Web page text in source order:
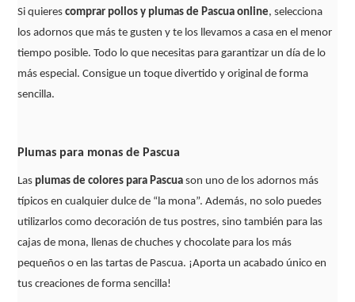
Si quierescomprar pollos y plumas de Pascua online, selecciona
los adornos que más te gusten y te los llevamos a casa en el menor
tiempo posible. Todo lo que necesitas para garantizar un día de lo
más especial. Consigue un toque divertido y original de forma
sencilla.
Plumas para monas de Pascua
Las plumas de colores para Pascua son uno de los adornos más
típicos en cualquier dulce de “la mona”. Además, no solo puedes
utilizarlos como decoración de tus postres, sino también para las
cajas de mona, llenas de chuches y chocolate para los más
pequeños o en las tartas de Pascua. ¡Aporta un acabado único en
tus creaciones de forma sencilla!